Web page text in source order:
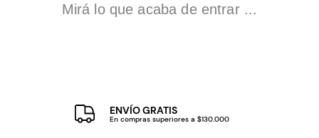
Mirá lo que acaba de entrar ...
ENVÍO GRATIS
En compras superiores a $130.000